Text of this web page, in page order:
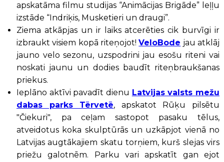
apskatāma filmu studijas “Animācijas Brigāde” leļļu
izstāde “Indriķis, Musketieri un draugi”.
Ziema atkāpjas un ir laiks atcerēties cik burvīgi ir
izbraukt visiem kopā riteņojot!VeloBode jau atklāj
jauno velo sezonu, uzspodrini jau esošu riteni vai
noskati jaunu un dodies baudīt riteņbraukšanas
priekus.
Ieplāno aktīvi pavadīt dienu Latvijas valsts mežu
dabas parks Tērvetē, apskatot Rūķu pilsētu
"Čiekuri", pa ceļam sastopot pasaku tēlus,
atveidotus koka skulptūrās un uzkāpjot vienā no
Latvijas augtākajiem skatu torņiem, kurš slejas virs
priežu galotnēm. Parku vari apskatīt gan ejot